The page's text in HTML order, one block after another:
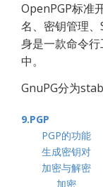
OpenPGP标准
名、密钥管理
身是一款命令
中。
GnuPG分为
9.PGP
PGP的功能
生成密钥对
加密与解密
加密